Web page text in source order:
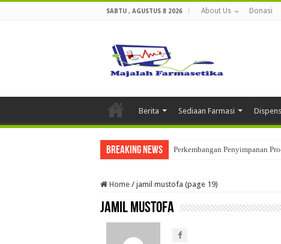
SABTU , AGUSTUS 8 2026 About Us Donasi
Berita Sediaan Farmasi
Breaking News Perkembangan Penyimpanan
Home / jamil mustofa (page 19)
jamil mustofa